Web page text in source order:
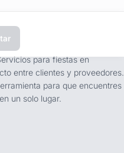
para fiestas en
entre clientes y proveedores.
para que encuentres
un solo lugar.